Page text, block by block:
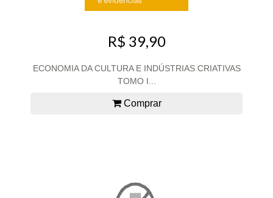
R$ 39,90
ECONOMIA DA CULTURA E INDÚSTRIAS CRIATIVAS
TOMO I...
Comprar